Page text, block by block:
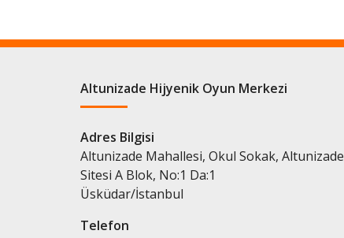
Altunizade Hijyenik Oyun Merkezi
Adres Bilgisi
Altunizade Mahallesi, Okul Sokak, Altunizade
Sitesi A Blok, No:1 Da:1
Üsküdar/İstanbul
Telefon